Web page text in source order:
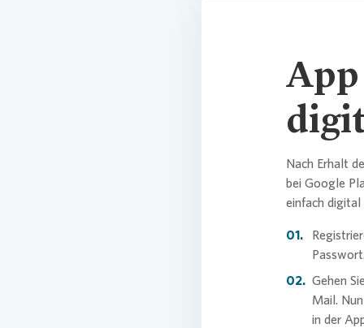
Nach Erhalt
bei Google
einfach digital
Gehen
Mail.
in der